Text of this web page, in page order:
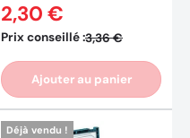
Prix conseillé :3,36 €
2,30 €
Ajouter au panier
Déjà vendu !